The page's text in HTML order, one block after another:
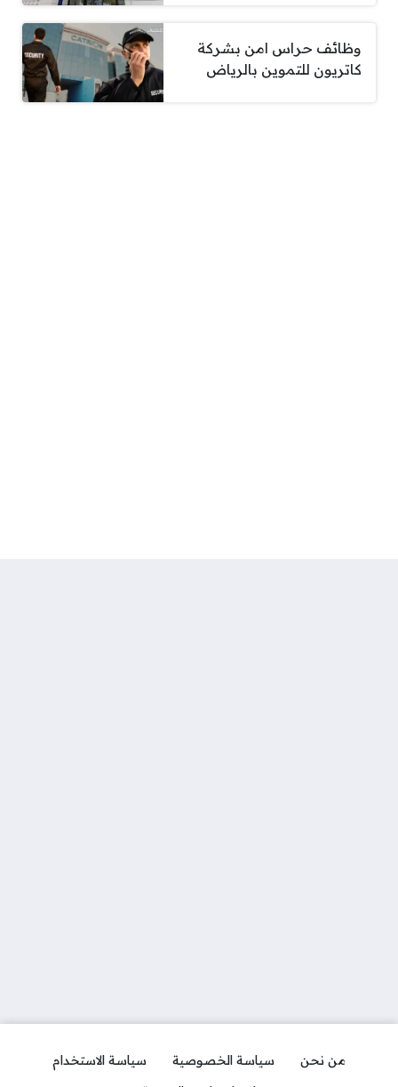
وظائف حراس امن بشركة
كاتريون للتموين بالرياض
من نحن سياسة الخصوصية
سياسة الاستخدام